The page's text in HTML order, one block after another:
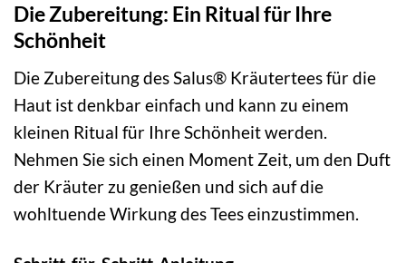
Die Zubereitung: Ein Ritual für Ihre
Schönheit
Die Zubereitung des Salus® Kräutertees für die
Haut ist denkbar einfach und kann zu einem
kleinen Ritual für Ihre Schönheit werden.
Nehmen Sie sich einen Moment Zeit, um den Duft
der Kräuter zu genießen und sich auf die
wohltuende Wirkung des Tees einzustimmen.